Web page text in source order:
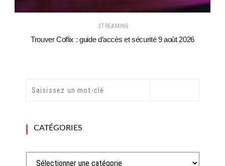
STREAMING
Trouver Coflix : guide d’accès et sécurité 9 août 2026
CATÉGORIES